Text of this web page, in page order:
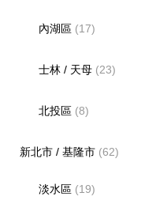
內湖區 (17)
士林 / 天母 (23)
北投區 (8)
新北市 / 基隆市(62)
淡水區 (19)